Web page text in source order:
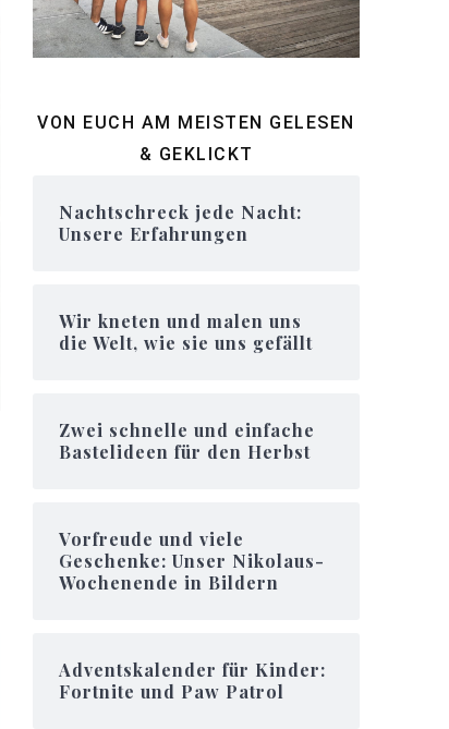
VON EUCH AM MEISTEN GELESEN
& GEKLICKT
Nachtschreck jede Nacht:
Unsere Erfahrungen
Wir kneten und malen uns
die Welt, wie sie uns gefällt
Zwei schnelle und einfache
Bastelideen für den Herbst
Vorfreude und viele
Geschenke: Unser Nikolaus-
Wochenende in Bildern
Adventskalender für Kinder:
Fortnite und Paw Patrol